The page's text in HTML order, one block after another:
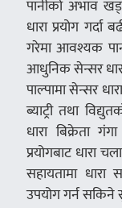
पानीको अभाव
धारा प्रयोग
गरेमा आवश्यक
आधुनिक सेन्सर
पाल्पामा सेन्सर
ब्याट्री तथा
धारा बिक्रेता
प्रयोगबाट धारा
सहायतामा धारा
उपयोग गर्न सकिने